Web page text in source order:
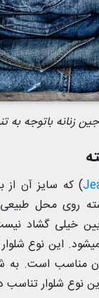
زنانه باتوجه به
) که سایز آن از
روی محل
خیلی گشاد
این نوع
مناسب است. به
نوع شلوار